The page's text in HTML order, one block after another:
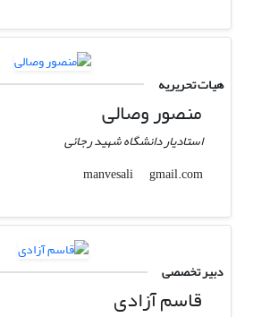
هیات تحریریه
منصور وصالی
استادیار دانشگاه شهید رجائی
manvesali
gmail.com
دبیر تخصصی
قاسم آزادی